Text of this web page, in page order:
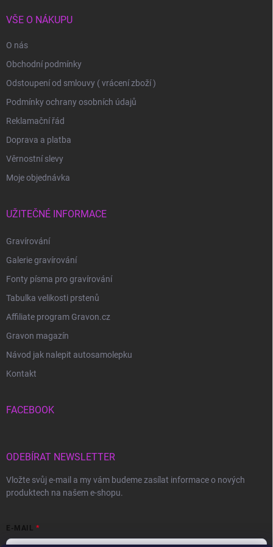
VŠE O NÁKUPU
O nás
Obchodní podmínky
Odstoupení od smlouvy ( vrácení zboží )
Podmínky ochrany osobních údajů
Reklamační řád
Doprava a platba
Věrnostní slevy
Moje objednávka
UŽITEČNÉ INFORMACE
Gravírování
Galerie gravírování
Fonty písma pro gravírování
Tabulka velikosti prstenů
Affiliate program Gravon.cz
Gravon magazín
Návod jak nalepit autosamolepku
Kontakt
FACEBOOK
ODEBÍRAT NEWSLETTER
Vložte svůj e-mail a my vám budeme zasílat informace o nových
produktech na našem e-shopu.
E-MAIL